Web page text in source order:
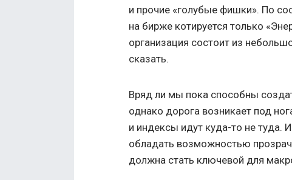
и прочие «голубые фишки». По
на бирже котируется только
организация состоит из
сказать.
Вряд ли мы пока способны
однако дорога возникает под
и индексы идут куда-то не
обладать возможностью
должна стать ключевой для